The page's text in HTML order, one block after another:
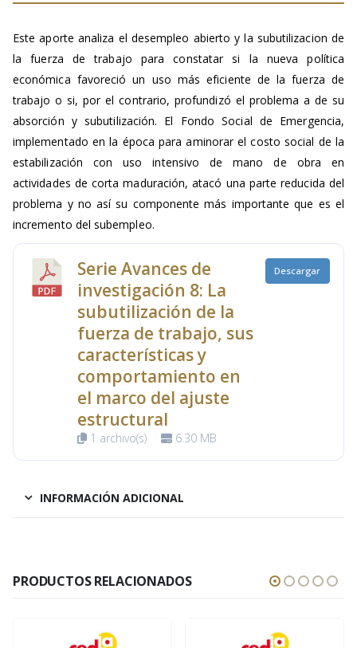
Este aporte analiza el desempleo abierto y la subutilizacion de
la fuerza de trabajo para constatar si la nueva política
económica favoreció un uso más eficiente de la fuerza de
trabajo o si, por el contrario, profundizó el problema a de su
absorción y subutilización. El Fondo Social de Emergencia,
implementado en la época para aminorar el costo social de la
estabilización con uso intensivo de mano de obra en
actividades de corta maduración, atacó una parte reducida del
problema y no así su componente más importante que es el
incremento del subempleo.
Serie Avances de
investigación 8: La
subutilización de la
fuerza de trabajo, sus
características y
comportamiento en
el marco del ajuste
estructural
1 archivo(s) 6.30 MB
Descargar
INFORMACIÓN ADICIONAL
PRODUCTOS RELACIONADOS